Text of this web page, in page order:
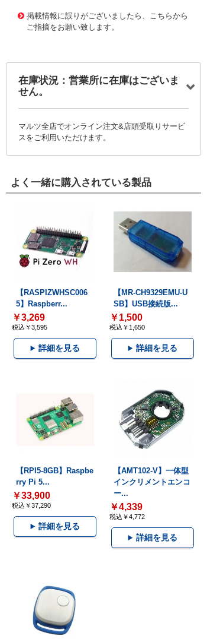
掲載情報に誤りがございましたら、こちらから
ご指摘をお願い致します。
在庫状況：営業所に在庫はございま
せん。
マルツ全店でオンライン注文&店頭受取りサービ
スをご利用いただけます。
よく一緒に購入されている製品
【RASPIZWHSC006
5】Raspberr...
￥3,269
税込￥3,595
詳細を見る
【MR-CH9329EMU-U
SB】USB接続版...
￥1,500
税込￥1,650
詳細を見る
【RPI5-8GB】Raspbe
rry Pi 5...
￥33,900
税込￥37,290
詳細を見る
【AMT102-V】一体型
インクリメントエンコ
ー...
￥4,339
税込￥4,772
詳細を見る